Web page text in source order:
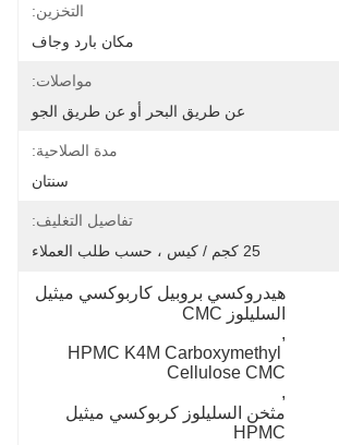
التخزين:
مكان بارد وجاف
مواصلات:
عن طريق البحر أو عن طريق الجو
مدة الصلاحية:
سنتان
تفاصيل التغليف:
25 كجم / كيس ، حسب طلب العملاء
هيدروكسي بروبيل كاربوكسي ميثيل
السليلوز CMC
,
HPMC K4M Carboxymethyl
Cellulose CMC
,
مثخن السليلوز كربوكسي ميثيل
HPMC